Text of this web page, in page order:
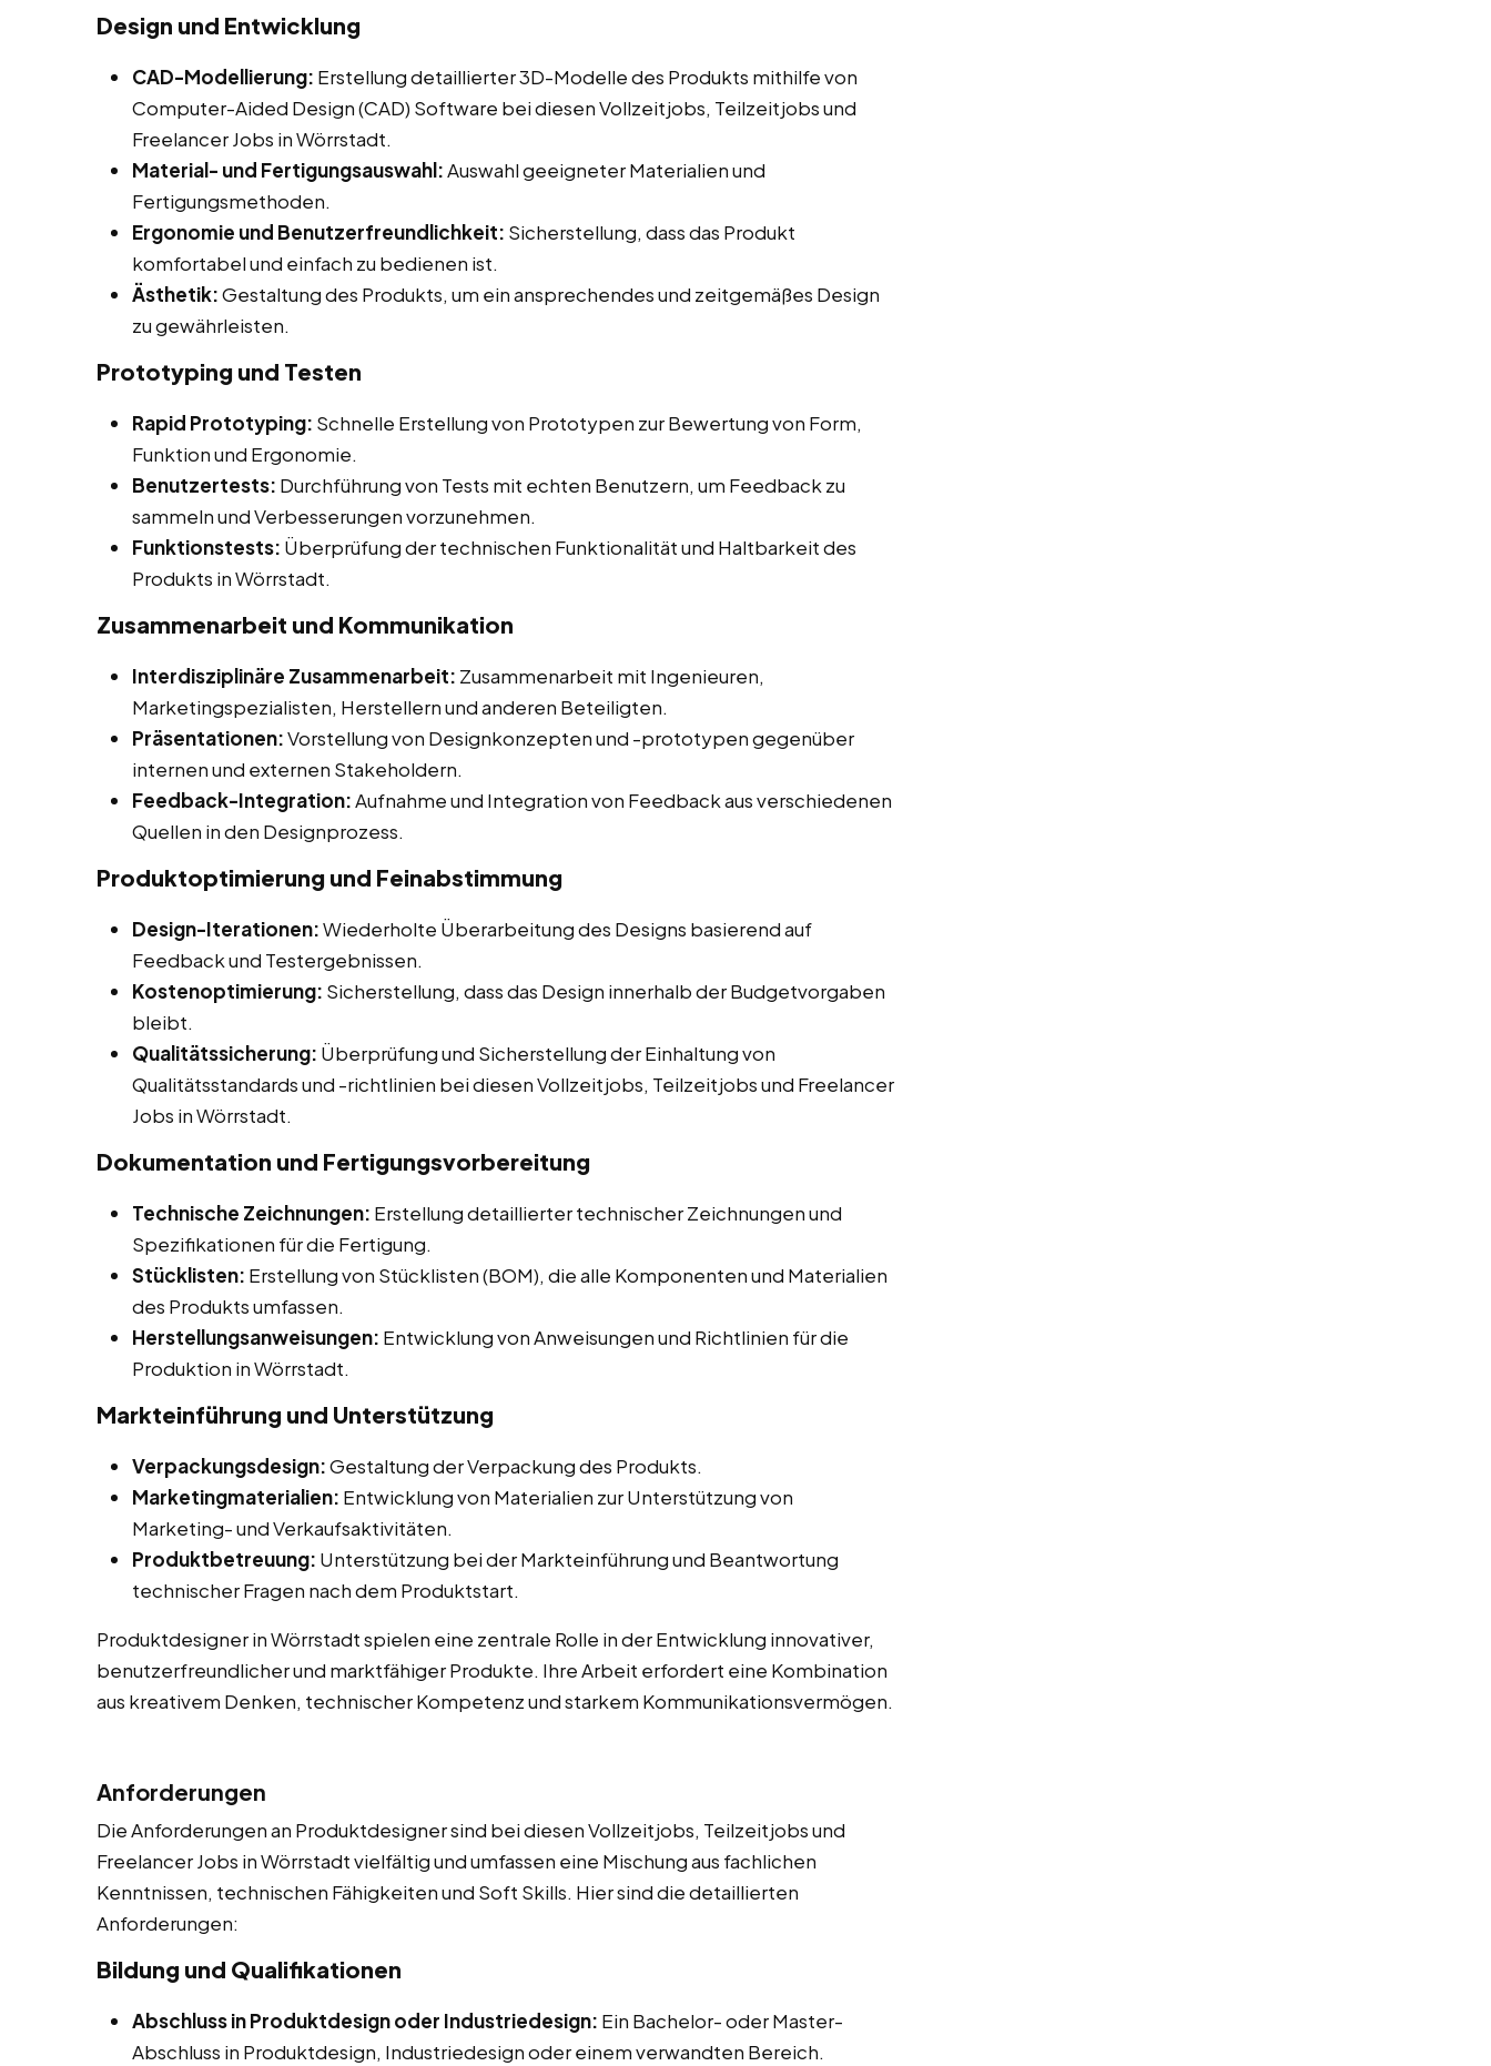
Design und Entwicklung
CAD-Modellierung: Erstellung detaillierter 3D-Modelle des Produkts mithilfe von
Computer-Aided Design (CAD) Software bei diesen Vollzeitjobs, Teilzeitjobs und
Freelancer Jobs in Wörrstadt.
Material- und Fertigungsauswahl:Auswahl geeigneter Materialien und
Fertigungsmethoden.
Ergonomie und Benutzerfreundlichkeit: Sicherstellung, dass das Produkt
komfortabel und einfach zu bedienen ist.
Ästhetik:Gestaltung des Produkts, um ein ansprechendes und zeitgemäßes Design
zu gewährleisten.
Prototyping und Testen
Rapid Prototyping: Schnelle Erstellung von Prototypen zur Bewertung von Form,
Funktion und Ergonomie.
Benutzertests: Durchführung von Tests mit echten Benutzern, um Feedback zu
sammeln und Verbesserungen vorzunehmen.
Funktionstests: Überprüfung der technischen Funktionalität und Haltbarkeit des
Produkts in Wörrstadt.
Zusammenarbeit und Kommunikation
Interdisziplinäre Zusammenarbeit: Zusammenarbeit mit Ingenieuren,
Marketingspezialisten, Herstellern und anderen Beteiligten.
Präsentationen:Vorstellung von Designkonzepten und -prototypen gegenüber
internen und externen Stakeholdern.
Feedback-Integration:Aufnahme und Integration von Feedback aus verschiedenen
Quellen in den Designprozess.
Produktoptimierung und Feinabstimmung
Design-Iterationen:Wiederholte Überarbeitung des Designs basierend auf
Feedback und Testergebnissen.
Kostenoptimierung: Sicherstellung, dass das Design innerhalb der Budgetvorgaben
bleibt.
Qualitätssicherung: Überprüfung und Sicherstellung der Einhaltung von
Qualitätsstandards und -richtlinien bei diesen Vollzeitjobs, Teilzeitjobs und Freelancer
Jobs in Wörrstadt.
Dokumentation und Fertigungsvorbereitung
Technische Zeichnungen: Erstellung detaillierter technischer Zeichnungen und
Spezifikationen für die Fertigung.
Stücklisten: Erstellung von Stücklisten (BOM), die alle Komponenten und Materialien
des Produkts umfassen.
Herstellungsanweisungen: Entwicklung von Anweisungen und Richtlinien für die
Produktion in Wörrstadt.
Markteinführung und Unterstützung
Verpackungsdesign:Gestaltung der Verpackung des Produkts.
Marketingmaterialien: Entwicklung von Materialien zur Unterstützung von
Marketing- und Verkaufsaktivitäten.
Produktbetreuung: Unterstützung bei der Markteinführung und Beantwortung
technischer Fragen nach dem Produktstart.
Produktdesigner in Wörrstadt spielen eine zentrale Rolle in der Entwicklung innovativer,
benutzerfreundlicher und marktfähiger Produkte. Ihre Arbeit erfordert eine Kombination
aus kreativem Denken, technischer Kompetenz und starkem Kommunikationsvermögen.
Anforderungen
Die Anforderungen an Produktdesigner sind bei diesen Vollzeitjobs, Teilzeitjobs und
Freelancer Jobs in Wörrstadt vielfältig und umfassen eine Mischung aus fachlichen
Kenntnissen, technischen Fähigkeiten und Soft Skills. Hier sind die detaillierten
Anforderungen:
Bildung und Qualifikationen
Abschluss in Produktdesign oder Industriedesign: Ein Bachelor- oder Master-
Abschluss in Produktdesign, Industriedesign oder einem verwandten Bereich.